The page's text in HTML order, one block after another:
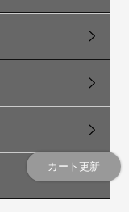
カート更新